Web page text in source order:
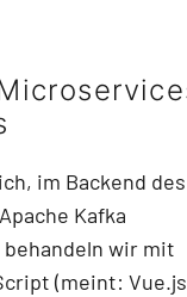
im Backend des
Kafka
wir mit
(meint: